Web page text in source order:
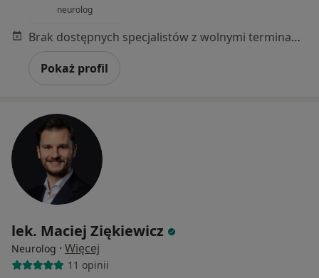
neurolog
Brak dostępnych specjalistów z wolnymi terminami w tym centrum medycznym.
Pokaż profil
lek. Maciej Ziękiewicz
Neurolog · Więcej
11 opinii